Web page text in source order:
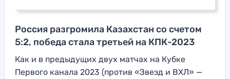
Россия разгромила Казахстан со счетом
5:2, победа стала третьей на КПК-2023
Как и в предыдущих двух матчах на Кубке
Первого канала 2023 (против «Звезд и ВХЛ» —